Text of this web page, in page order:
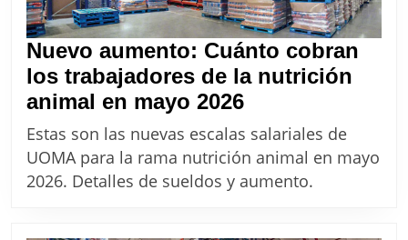
Nuevo aumento: Cuánto cobran
los trabajadores de la nutrición
animal en mayo 2026Nuevo
aumento:
Cuánto
cobran
Estas son las nuevas escalas salariales de
UOMA para la rama nutrición animal en mayo
2026. Detalles de sueldos y aumento.